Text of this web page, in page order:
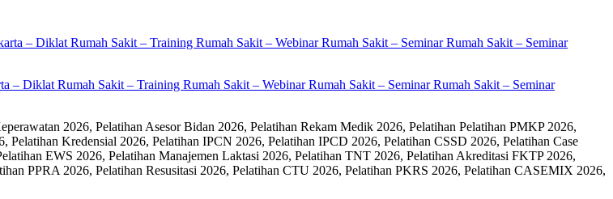
– Diklat Rumah Sakit – Training Rumah Sakit – Webinar Rumah Sakit – Seminar Rumah Sakit – Seminar
2026, Pelatihan Asesor Bidan 2026, Pelatihan Rekam Medik 2026, Pelatihan Pelatihan PMKP 2026,
Kredensial 2026, Pelatihan IPCN 2026, Pelatihan IPCD 2026, Pelatihan CSSD 2026, Pelatihan Case
EWS 2026, Pelatihan Manajemen Laktasi 2026, Pelatihan TNT 2026, Pelatihan Akreditasi FKTP 2026,
PPRA 2026, Pelatihan Resusitasi 2026, Pelatihan CTU 2026, Pelatihan PKRS 2026, Pelatihan CASEMIX 2026,